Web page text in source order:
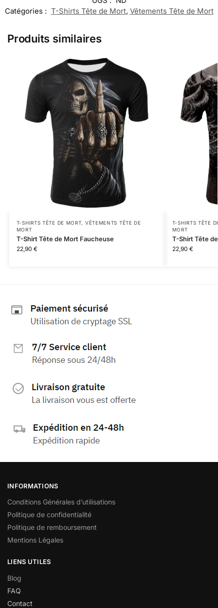
Catégories : T-Shirts Tête de Mort, Vêtements Tête de Mort
Produits similaires
T-SHIRTS TÊTE DE MORT, VÊTEMENTS TÊTE DE
MORT
T-Shirt Tête de Mort Faucheuse
22,90 €
T-SHIRTS TÊTE
MORT
T-Shirt Tête
22,90 €
INFORMATIONS
Conditions Générales d’utilisations
Politique de confidentialité
Politique de remboursement
Mentions Légales
LIENS UTILES
Blog
FAQ
Contact